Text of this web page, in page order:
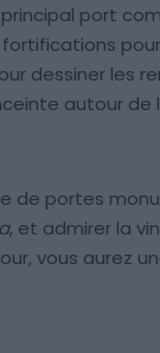
port
dessiner les
autour
portes
, et admirer la
vous aurez